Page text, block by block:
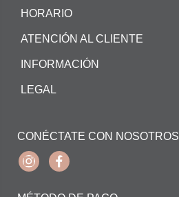
HORARIO
ATENCIÓN AL CLIENTE
INFORMACIÓN
LEGAL
CONÉCTATE CON NOSOTROS
InstagramFacebook